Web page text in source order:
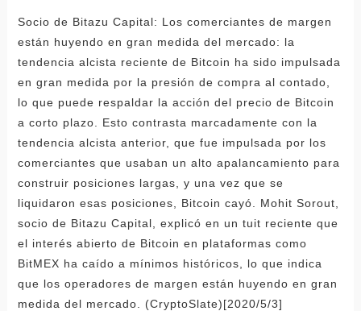
Socio de Bitazu Capital: Los comerciantes de margen
están huyendo en gran medida del mercado: la
tendencia alcista reciente de Bitcoin ha sido impulsada
en gran medida por la presión de compra al contado,
lo que puede respaldar la acción del precio de Bitcoin
a corto plazo. Esto contrasta marcadamente con la
tendencia alcista anterior, que fue impulsada por los
comerciantes que usaban un alto apalancamiento para
construir posiciones largas, y una vez que se
liquidaron esas posiciones, Bitcoin cayó. Mohit Sorout,
socio de Bitazu Capital, explicó en un tuit reciente que
el interés abierto de Bitcoin en plataformas como
BitMEX ha caído a mínimos históricos, lo que indica
que los operadores de margen están huyendo en gran
medida del mercado. (CryptoSlate)[2020/5/3]